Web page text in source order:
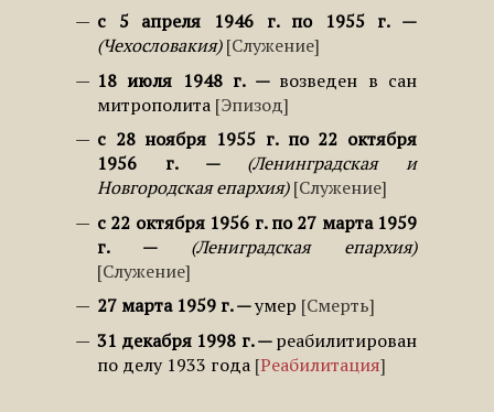
с 5 апреля 1946 г. по 1955 г.
Чехословакия
Служение
18 июля 1948 г.
возведен в сан
митрополита Эпизод
с 28 ноября 1955 г. по 22 октября
1956 г.
Ленинградская и
Новгородская епархия
Служение
с 22 октября 1956 г. по 27 марта 1959
г.
Лениградская епархия
Служение
27 марта 1959 г.
умер Смерть
31 декабря 1998 г.
реабилитирован
по делу 1933 года Реабилитация